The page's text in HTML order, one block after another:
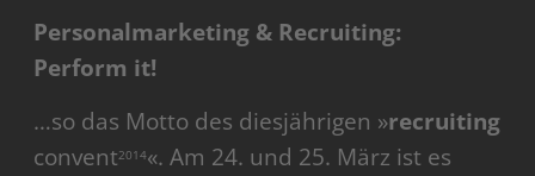
Personalmarketing & Recruiting:
Perform it!
…so das Motto des diesjährigen »recruiting
convent2014«. Am 24. und 25. März ist es